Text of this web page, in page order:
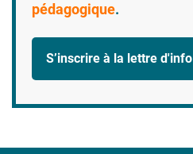
pédagogique.
S’inscrire à la lettre d'info